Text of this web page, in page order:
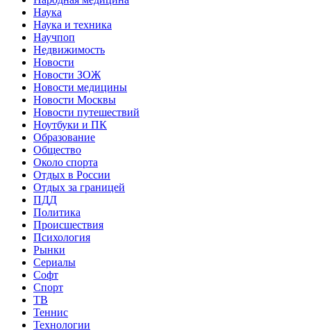
Наука
Наука и техника
Научпоп
Недвижимость
Новости
Новости ЗОЖ
Новости медицины
Новости Москвы
Новости путешествий
Ноутбуки и ПК
Образование
Общество
Около спорта
Отдых в России
Отдых за границей
ПДД
Политика
Происшествия
Психология
Рынки
Сериалы
Софт
Спорт
ТВ
Теннис
Технологии